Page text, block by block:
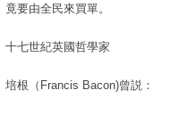
竟要由全民來買單。
十七世紀英國哲學家
培根（Francis Bacon)曾説：